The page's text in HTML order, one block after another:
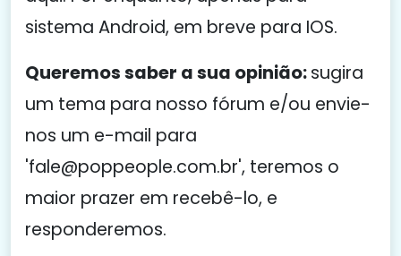
sistema Android, em breve para IOS.
Queremos saber a sua opinião:sugira
um tema para nosso fórum e/ou envie-
nos um e-mail para
'fale@poppeople.com.br', teremos o
maior prazer em recebê-lo, e
responderemos.